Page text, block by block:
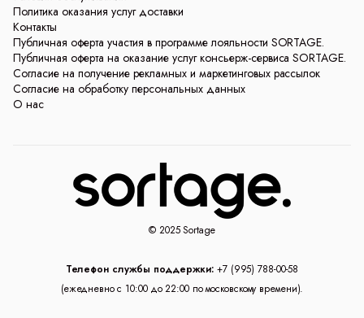
Политика оказания услуг доставки
Контакты
Публичная оферта участия в программе лояльности SORTAGE.
Публичная оферта на оказание услуг консьерж-сервиса SORTAGE.
Согласие на получение рекламных и маркетинговых рассылок
Согласие на обработку персональных данных
О нас
© 2025 Sortage
Телефон службы поддержки: +7 (995) 788-00-58
(ежедневно с 10:00 до 22:00 по московскому времени).